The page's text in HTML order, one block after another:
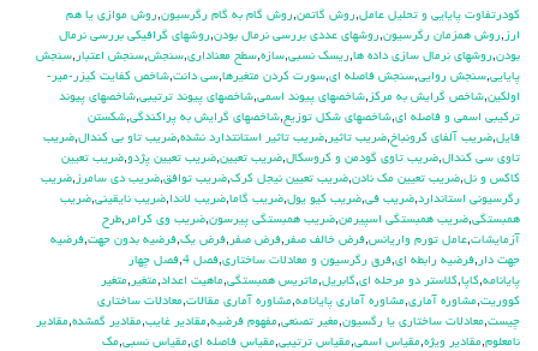
كودرتفاوت پايايي و تحليل عامل,روش گاتمن,روش گام به گام رگرسيون,روش موازي يا هم
ارز ,روش همزمان رگرسيون,روشهاي عددي بررسي نرمال بودن,روشهاي گرافيكي بررسي نرمال
بودن,روشهاي نرمال سازي داده ها,ريسك نسبي,سازه,سطح معناداري,سنجش,سنجش اعتبار ,سنجش
پايايي,سنجش روايي,سنجش فاصله اي,سورت كردن متغيرها,سي دانت,شاخص كفايت كيزر-مير-
اولكين,شاخص گرايش به مركز ,شاخصهاي پيوند اسمي,شاخصهاي پيوند ترتيبي,شاخصهاي پيوند
تركيبي اسمي و فاصله اي,شاخصهاي شكل توزيع,شاخصهاي گرايش به پراكندگي,شكستن
فايل,ضريب آلفاي کرونباخ,ضريب تاثير ,ضريب تاثير استانتدارد نشده,ضريب تاو بي كندال,ضريب
تاوي سي كندال,ضريب تاوي گودمن و كروسكال,ضريب تعيين,ضريب تعيين پژدو,ضريب تعيين
كاكس و نل,ضريب تعيين مك نادن,ضريب تعيين نيجل كرك,ضريب توافق,ضريب دي سامرز ,ضريب
رگرسيوني استاندارد,ضريب في,ضريب كيو يول,ضريب گاما,ضريب لاندا,ضريب نايقيني,ضريب
همبستگي,ضريب همبستگي اسپيرمن,ضريب همبستگي پيرسون,ضريب وي كرامر ,طرح
آزمايشات,عامل تورم واريانس,فرض خالف صفر ,فرض صفر ,فرض يك,فرضيه بدون جهت,فرضيه
جهت دار ,فرضيه رابطه اي,فرق رگرسیون و معادلات ساختاری,فصل 4 ,فصل چهار
پايانامه,كاپا,كلاستر دو مرحله اي,گابريل,ماتريس همبستگي,ماهيت اعداد,متغير ,متغير
كووريت,مشاوره آماري,مشاوره آماري پايانامه,مشاوره آماري مقالات,معادلات ساختاری
چیست,معادلات ساختاری یا رگسیون,مغير تصنعي,مفهوم فرضيه,مقادير غايب,مقادير گمشده,مقادير
نامعلوم,مقادير ويژه,مقياس اسمي,مقياس ترتيبي,مقياس فاصله اي,مقياس نسبي,مك